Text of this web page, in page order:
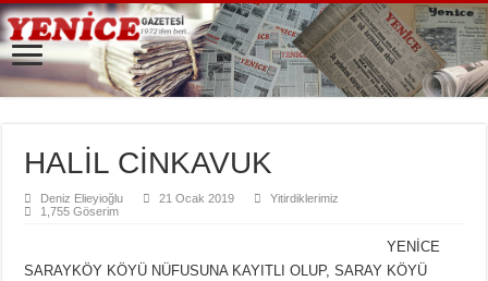
HALİL CİNKAVUK
Deniz Elieyioğlu 21 Ocak 2019
Yitirdiklerimiz
1,755 Göserim
YENİCE
SARAYKÖY KÖYÜ NÜFUSUNA KAYITLI OLUP, SARAY KÖYÜ